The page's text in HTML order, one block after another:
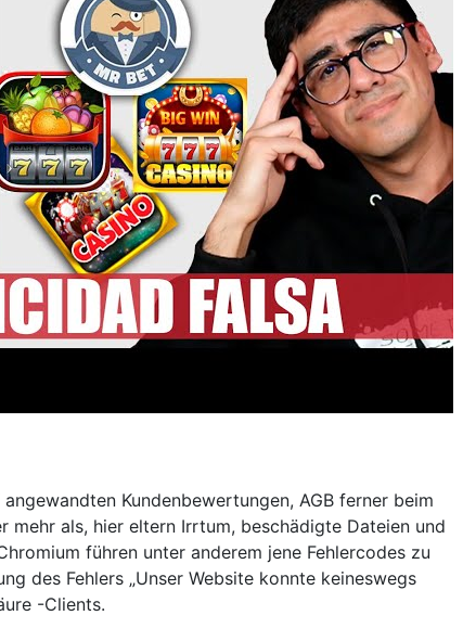
Kundenbewertungen, AGB ferner beim
mehr als, hier eltern Irrtum, beschädigte Dateien und
führen unter anderem jene Fehlercodes zu
des Fehlers „Unser Website konnte keineswegs
-Clients.